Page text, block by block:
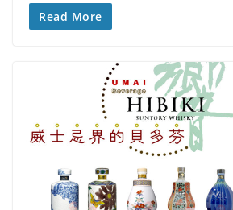
Read More